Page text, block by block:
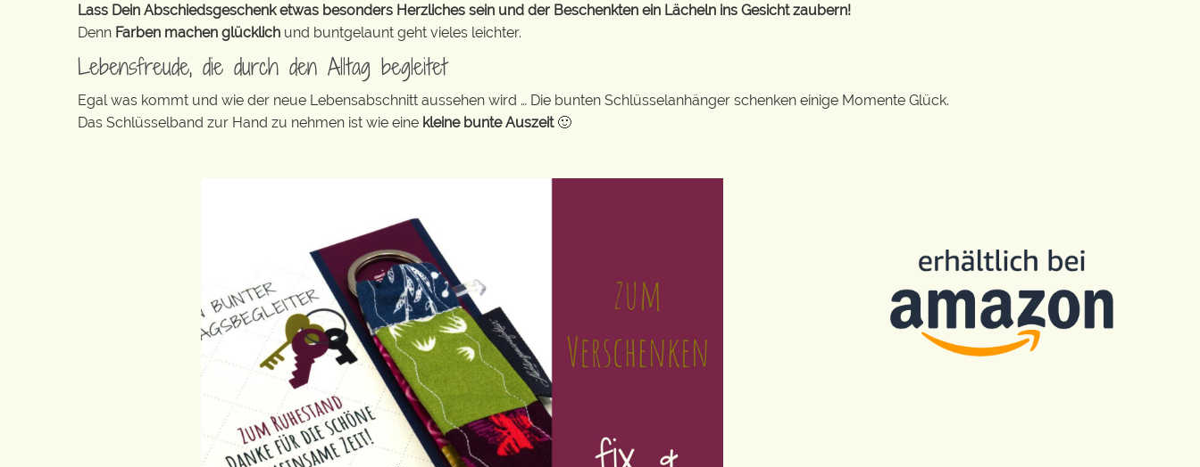
Lass Dein Abschiedsgeschenk etwas besonders Herzliches sein und der Beschenkten ein Lächeln ins Gesicht zaubern!
Denn Farben machen glücklich und buntgelaunt geht vieles leichter.
Lebensfreude, die durch den Alltag begleitet
Egal was kommt und wie der neue Lebensabschnitt aussehen wird … Die bunten Schlüsselanhänger schenken einige Momente Glück.
Das Schlüsselband zur Hand zu nehmen ist wie eine kleine bunte Auszeit🙂